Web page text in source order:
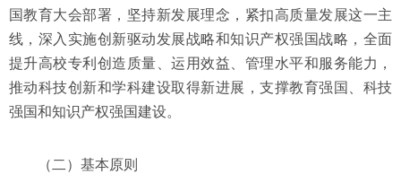
国教育大会部署，坚持新发展理念，紧扣高质量发展这一主
线，深入实施创新驱动发展战略和知识产权强国战略，全面
提升高校专利创造质量、运用效益、管理水平和服务能力，
推动科技创新和学科建设取得新进展，支撑教育强国、科技
强国和知识产权强国建设。
（二）基本原则